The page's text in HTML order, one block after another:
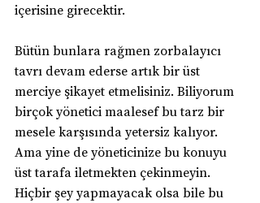
içerisine girecektir.
Bütün bunlara rağmen zorbalayıcı
tavrı devam ederse artık bir üst
merciye şikayet etmelisiniz. Biliyorum
birçok yönetici maalesef bu tarz bir
mesele karşısında yetersiz kalıyor.
Ama yine de yöneticinize bu konuyu
üst tarafa iletmekten çekinmeyin.
Hiçbir şey yapmayacak olsa bile bu